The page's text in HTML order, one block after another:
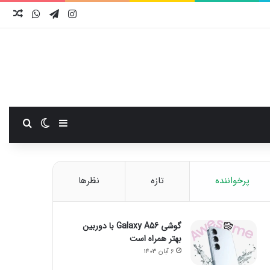
اینستاگرام
تلگرام واتس
سایدبارتغییر
پرخواننده تازه نظرها
گوشی Galaxy A56 با دوربین
بهتر همراه است
6 آبان 1403